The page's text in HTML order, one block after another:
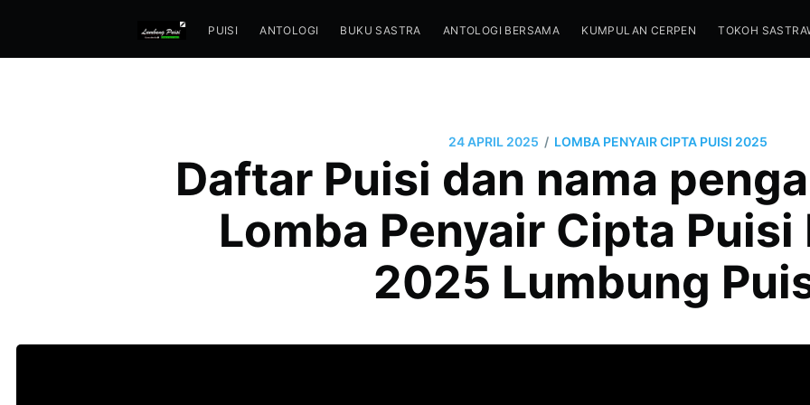
PUISI ANTOLOGI BUKU SASTRA ANTOLOGI BERSAMA KUMPULAN CERPEN TOKOH
24 APRIL 2025 / LOMBA PENYAIR CIPTA PUISI 2025
Daftar Puisi dan nama
Lomba Penyair Cipta Puisi
2025 Lumbung